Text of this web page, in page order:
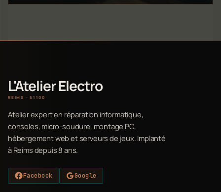
L'Atelier Electro
REIMS · 51100
Atelier expert en réparation informatique,
consoles, micro-soudure, montage PC,
hébergement web et serveurs de jeux. Implanté
à Reims depuis 8 ans.
Facebook Google